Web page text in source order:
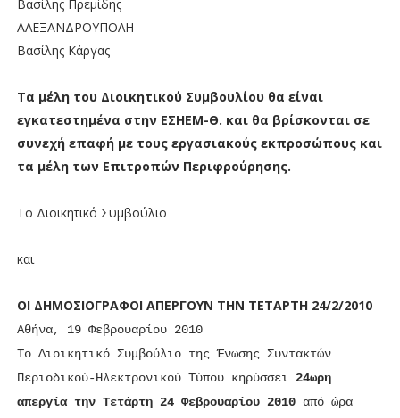
Βασίλης Πρεμίδης
ΑΛΕΞΑΝΔΡΟΥΠΟΛΗ
Βασίλης Κάργας
Τα μέλη του Διοικητικού Συμβουλίου θα είναι
εγκατεστημένα στην ΕΣΗΕΜ-Θ. και θα βρίσκονται σε
συνεχή επαφή με τους εργασιακούς εκπροσώπους και
τα μέλη των Επιτροπών Περιφρούρησης.
Το Διοικητικό Συμβούλιο
και
ΟΙ ΔΗΜΟΣΙΟΓΡΑΦΟΙ ΑΠΕΡΓΟΥΝ ΤΗΝ ΤΕΤΑΡΤΗ 24/2/2010
Αθήνα, 19 Φεβρουαρίου 2010
Το Διοικητικό Συμβούλιο της Ένωσης Συντακτών
Περιοδικού-Ηλεκτρονικού Τύπου κηρύσσει 24ωρη
απεργία την Τετάρτη 24 Φεβρουαρίου 2010από ώρα